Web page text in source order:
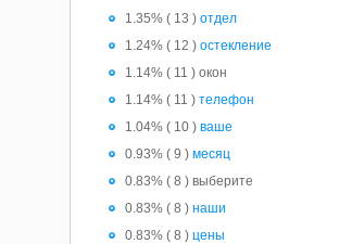
1.35% ( 13 ) отдел
1.24% ( 12 ) остекление
1.14% ( 11 ) окон
1.14% ( 11 ) телефон
1.04% ( 10 ) ваше
0.93% ( 9 ) месяц
0.83% ( 8 ) выберите
0.83% ( 8 ) наши
0.83% ( 8 ) цены